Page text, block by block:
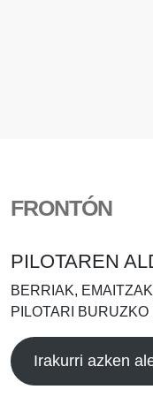
FRONTÓN
PILOTAREN
BERRIAK,
PILOTARI
Irakurri azken